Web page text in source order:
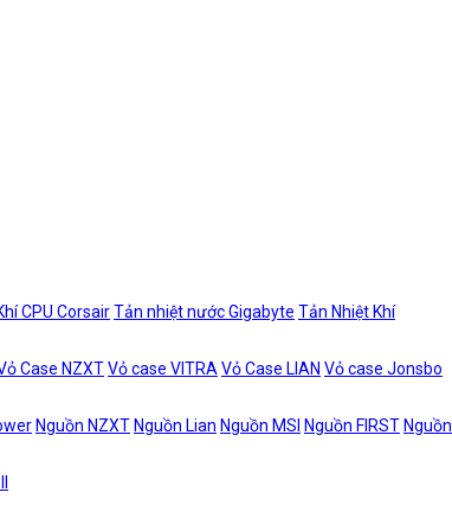
CPU CorsairTản nhiệt nước Gigabyte Tản Nhiệt Khí
Case NZXTVỏ case VITRA Vỏ Case LIAN Vỏ case Jonsbo
Nguồn NZXT Nguồn Lian Nguồn MSI Nguồn FIRST Nguồn